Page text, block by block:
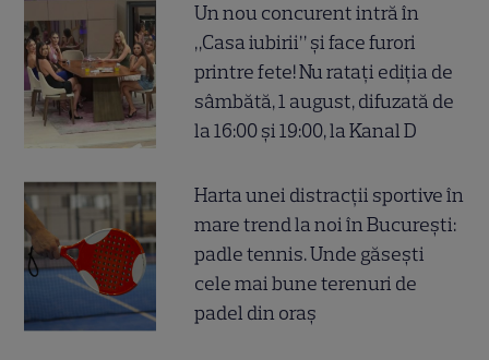
Un nou concurent intră în
„Casa iubirii” și face furori
printre fete! Nu ratați ediția de
sâmbătă, 1 august, difuzată de
la 16:00 și 19:00, la Kanal D
Harta unei distracții sportive în
mare trend la noi în București:
padle tennis. Unde găsești
cele mai bune terenuri de
padel din oraș